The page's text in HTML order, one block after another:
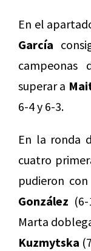
En el
García
superar a
6-4 y 6-3.
En la ronda
cuatro
pudieron con
González
Marta
Kuzmytska